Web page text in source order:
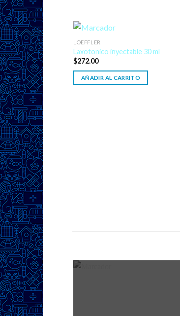
LOEFFLER
Laxotonico inyectable 30 ml
$272.00
AÑADIR AL CARRITO